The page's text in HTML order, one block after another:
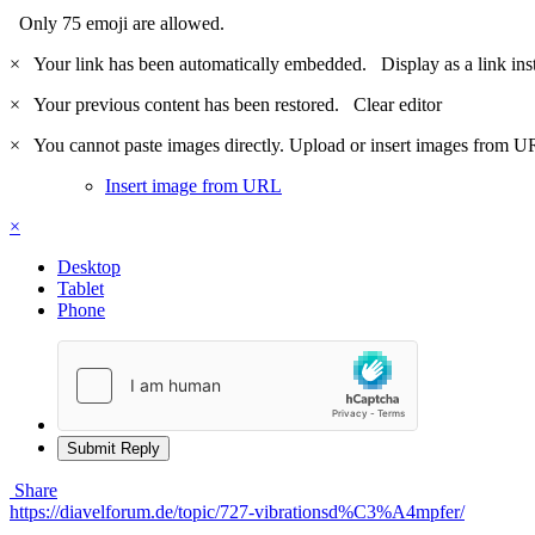
Only 75 emoji are allowed.
×
Your link has been automatically embedded. Display as a link
×
Your previous content has been restored. Clear editor
×
You cannot paste images directly. Upload or insert images from
Insert image from URL
×
Desktop
Tablet
Phone
Submit Reply
Share
https://diavelforum.de/topic/727-vibrationsd%C3%A4mpfer/